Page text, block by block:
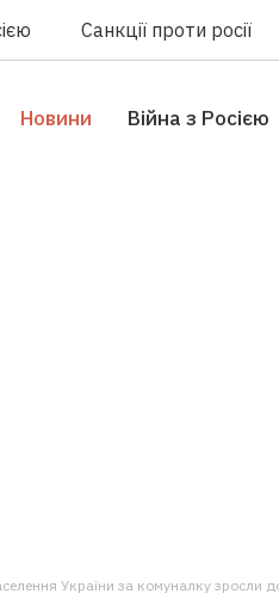
Санкції проти росії
Новини Війна з Росією
України за комуналку зросли